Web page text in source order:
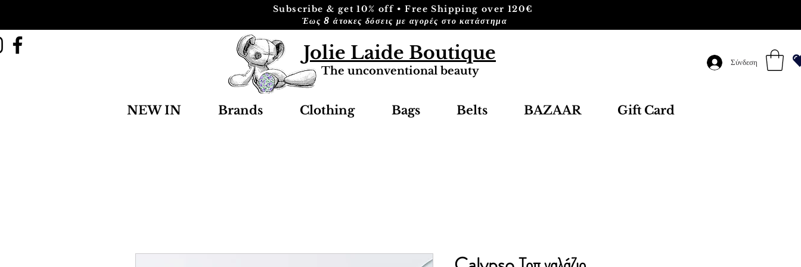
Subscribe & get 10% off • Free Shipping over 120€
Έως 8 άτοκες δόσεις με αγορές στο κατάστημα
Jolie Laide Boutique
The unconventional beauty
Σύνδεση
NEW IN Brands Clothing Bags Belts BAZAAR Gift Card